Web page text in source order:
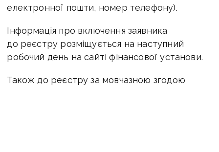
електронної пошти, номер телефону).
Інформація про включення заявника
до реєстру розміщується на наступний
робочий день на сайті фінансової установи.
Також до реєстру за мовчазною згодою